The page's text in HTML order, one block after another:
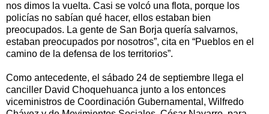
nos dimos la vuelta. Casi se volcó una flota, porque los
policías no sabían qué hacer, ellos estaban bien
preocupados. La gente de San Borja quería salvarnos,
estaban preocupados por nosotros”, cita en “Pueblos en el
camino de la defensa de los territorios”.
Como antecedente, el sábado 24 de septiembre llega el
canciller David Choquehuanca junto a los entonces
viceministros de Coordinación Gubernamental, Wilfredo